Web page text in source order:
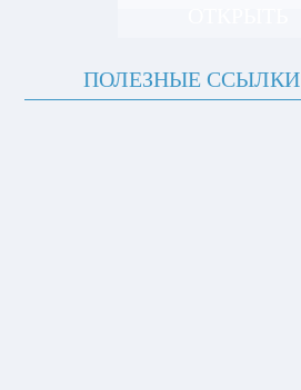
ПОЛЕЗНЫЕ ССЫЛКИ